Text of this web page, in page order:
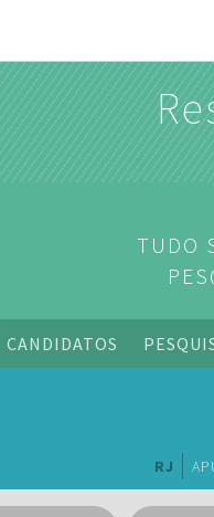
TUDO
CANDIDATOS
RJ